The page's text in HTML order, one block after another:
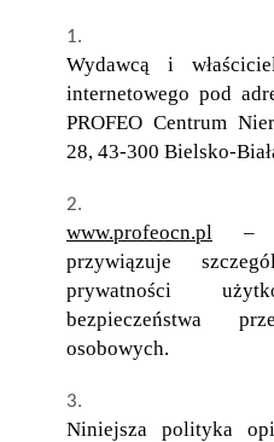
Wydawcą i
internetowego pod
PROFEO Centrum
28, 43-300 Bielsko-
www.profeocn.pl –
przywiązuje
prywatności
bezpieczeństwa
osobowych.
Niniejsza polityka